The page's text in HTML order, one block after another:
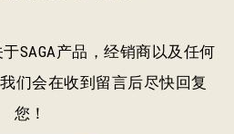
SAGA产品，经销商以及任何
们会在收到留言后尽快回复
您！